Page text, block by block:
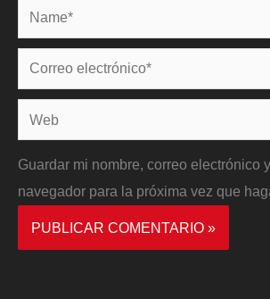
Name*
Correo
electrónico*
Web
Guardar mi nombre, correo electrónico
navegador para la próxima vez que